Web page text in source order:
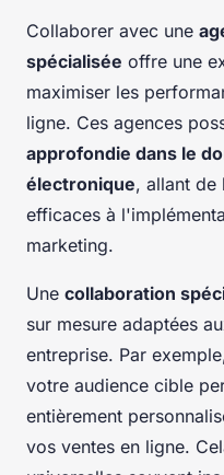
Collaborer avec une
spécialisée offre une
maximiser les
ligne. Ces agences
approfondie dans le
électronique, allant de
efficaces à
marketing.
Une collaboration
sur mesure adaptées
entreprise. Par
votre audience cible
entièrement
vos ventes en ligne.